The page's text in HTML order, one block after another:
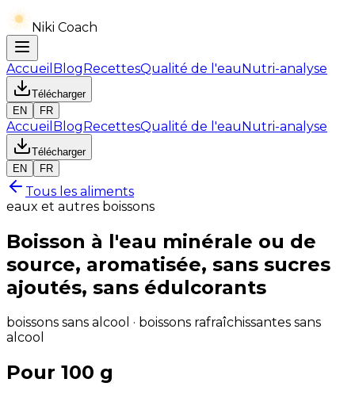
Niki Coach
Accueil BlogRecettesQualité de l'eauNutri-analyse
Télécharger
EN
FR
Accueil BlogRecettesQualité de l'eauNutri-analyse
Télécharger
EN
FR
Tous les aliments
eaux et autres boissons
Boisson à l'eau minérale ou de
source, aromatisée, sans sucres
ajoutés, sans édulcorants
boissons sans alcool · boissons rafraîchissantes sans
alcool
Pour 100 g